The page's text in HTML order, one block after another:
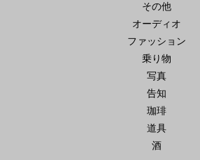
その他
オーディオ
ファッション
乗り物
写真
告知
珈琲
道具
酒